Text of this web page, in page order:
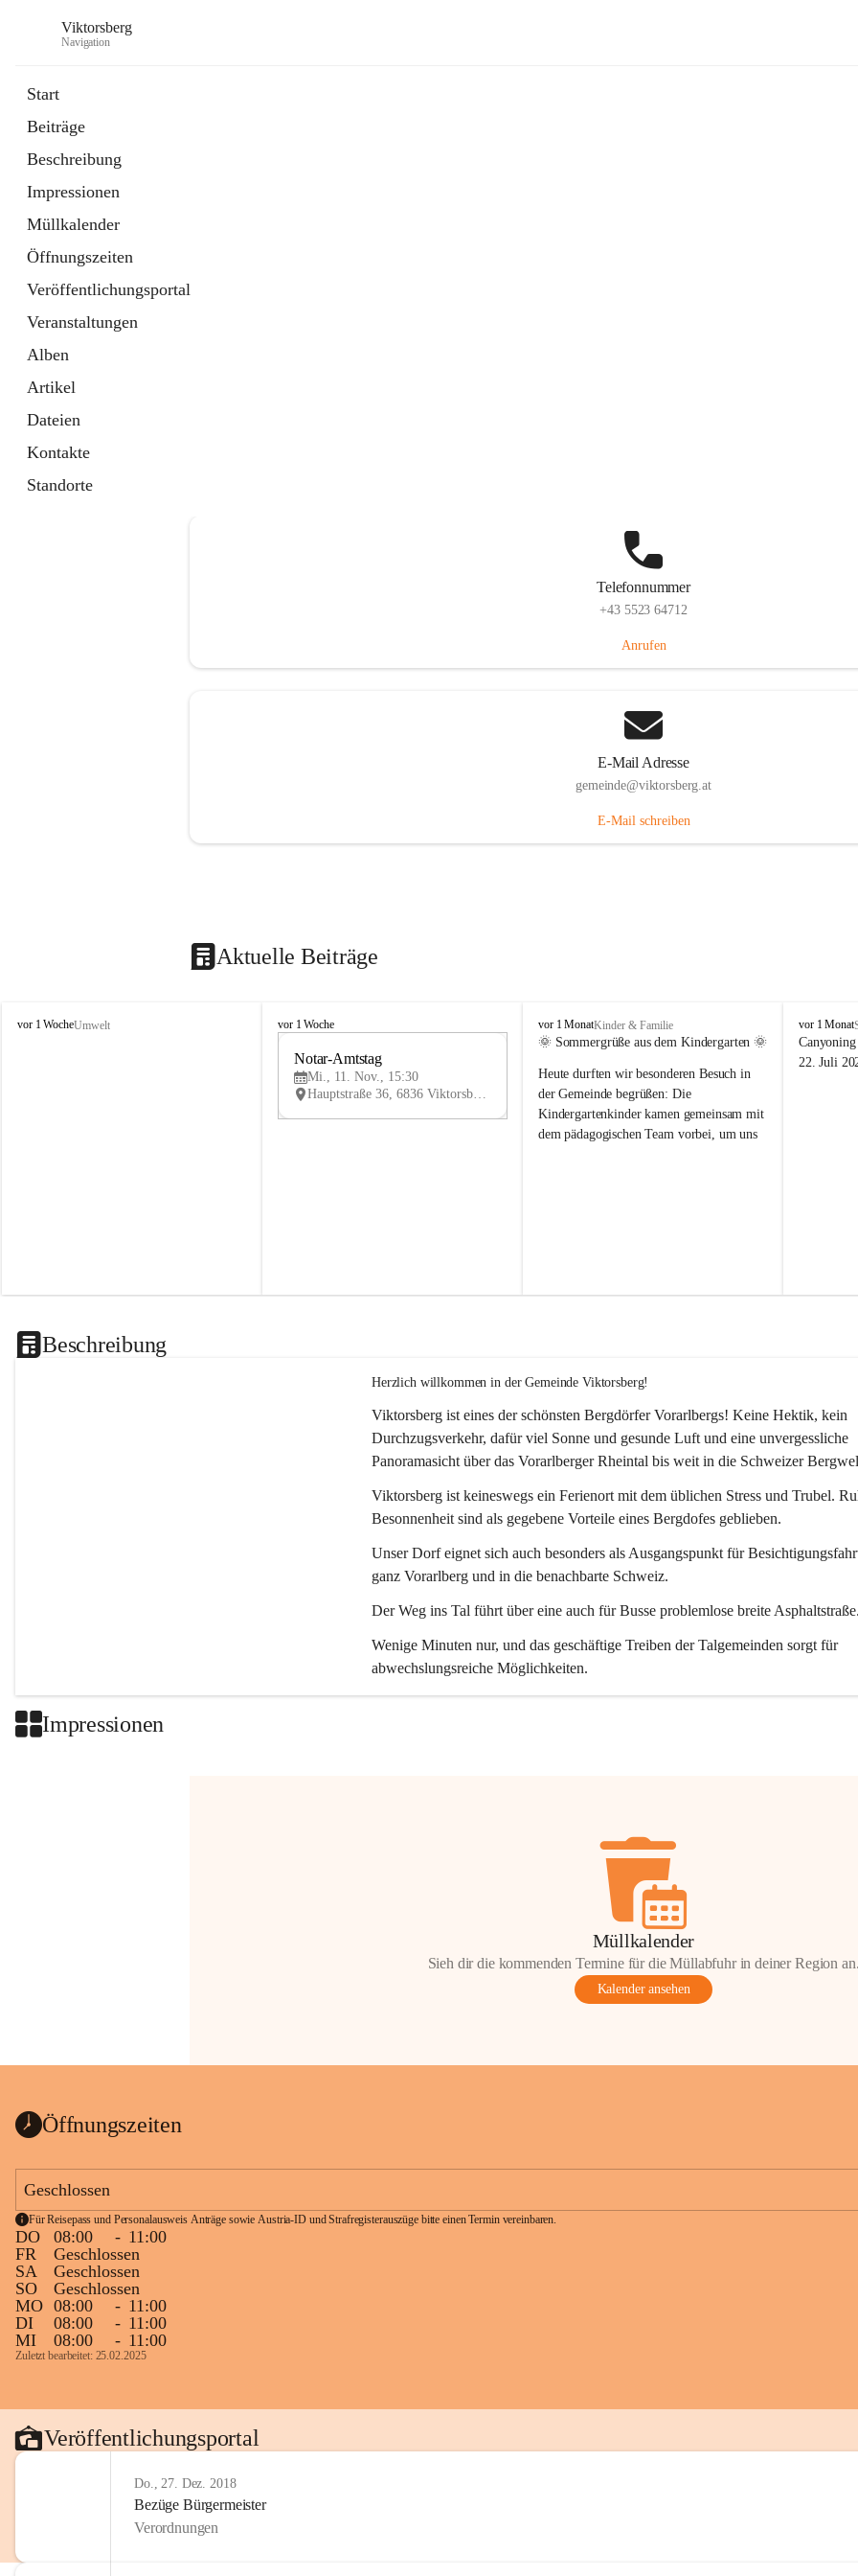
Viktorsberg
Navigation
Start
Beiträge
Beschreibung
Impressionen
Müllkalender
Öffnungszeiten
Veröffentlichungsportal
Veranstaltungen
Alben
Artikel
Dateien
Kontakte
Standorte
Telefonnummer
+43 5523 64712
Anrufen
E-Mail Adresse
gemeinde@viktorsberg.at
E-Mail schreiben
Aktuelle Beiträge
V
vor 1 WocheUmwelt
V
vor 1 Woche
V
Notar-Amtstag
Mi., 11. Nov., 15:30
Hauptstraße 36, 6836 Viktorsberg, AUT
V
i
t
o
r
s
vor 1 MonatKinder & Familie
🌞 Sommergrüße aus dem Kindergarten 🌞
Heute durften wir besonderen Besuch in
der Gemeinde begrüßen: Die
Kindergartenkinder kamen gemeinsam mit
dem pädagogischen Team vorbei, um uns
V
i
k
vor 1 Monat
22. Juli
Beschreibung
Herzlich willkommen in der Gemeinde Viktorsberg!
Viktorsberg ist eines der schönsten Bergdörfer Vorarlbergs! Keine Hektik, kein
Durchzugsverkehr, dafür viel Sonne und gesunde Luft und eine unvergessliche
Panoramasicht über das Vorarlberger Rheintal bis weit in die Schweizer
Viktorsberg ist keineswegs ein Ferienort mit dem üblichen Stress und Trubel.
Besonnenheit sind als gegebene Vorteile eines Bergdofes geblieben.
Unser Dorf eignet sich auch besonders als Ausgangspunkt für
ganz Vorarlberg und in die benachbarte Schweiz.
Der Weg ins Tal führt über eine auch für Busse problemlose breite
Wenige Minuten nur, und das geschäftige Treiben der Talgemeinden sorgt für
abwechslungsreiche Möglichkeiten.
Impressionen
Müllkalender
Sieh dir die kommenden Termine für die Müllabfuhr in deiner Region
Kalender ansehen
Öffnungszeiten
Geschlossen
Für Reisepass und Personalausweis Anträge sowie Austria-ID und Strafregisterauszüge bitte einen Termin vereinbaren.
DO 08:00 - 11:00
FR
Geschlossen
SA
Geschlossen
SO
Geschlossen
MO 08:00 - 11:00
DI
08:00 - 11:00
MI
08:00 - 11:00
Zuletzt bearbeitet: 25.02.2025
Veröffentlichungsportal
Do., 27. Dez. 2018
Bezüge Bürgermeister
Verordnungen